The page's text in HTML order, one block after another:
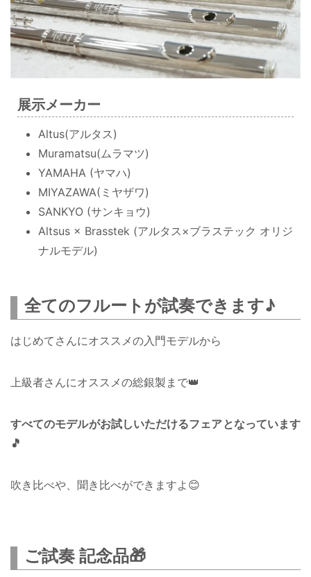
展示メーカー
Altus(アルタス)
Muramatsu(ムラマツ)
YAMAHA (ヤマハ)
MIYAZAWA(ミヤザワ)
SANKYO (サンキョウ)
Altsus × Brasstek (アルタス×ブラステック オリジ
ナルモデル)
全てのフルートが試奏できます♪
はじめてさんにオススメの入門モデルから
上級者さんにオススメの総銀製まで👑
すべてのモデルがお試しいただけるフェアとなっています
🎵
吹き比べや、聞き比べができますよ😊
ご試奏 記念品🎁